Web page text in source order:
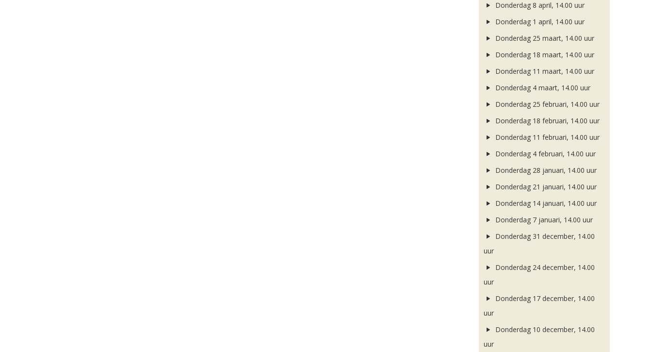
Donderdag 8 april, 14.00 uur
Donderdag 1 april, 14.00 uur
Donderdag 25 maart, 14.00 uur
Donderdag 18 maart, 14.00 uur
Donderdag 11 maart, 14.00 uur
Donderdag 4 maart, 14.00 uur
Donderdag 25 februari, 14.00 uur
Donderdag 18 februari, 14.00 uur
Donderdag 11 februari, 14.00 uur
Donderdag 4 februari, 14.00 uur
Donderdag 28 januari, 14.00 uur
Donderdag 21 januari, 14.00 uur
Donderdag 14 januari, 14.00 uur
Donderdag 7 januari, 14.00 uur
Donderdag 31 december, 14.00
uur
Donderdag 24 december, 14.00
uur
Donderdag 17 december, 14.00
uur
Donderdag 10 december, 14.00
uur